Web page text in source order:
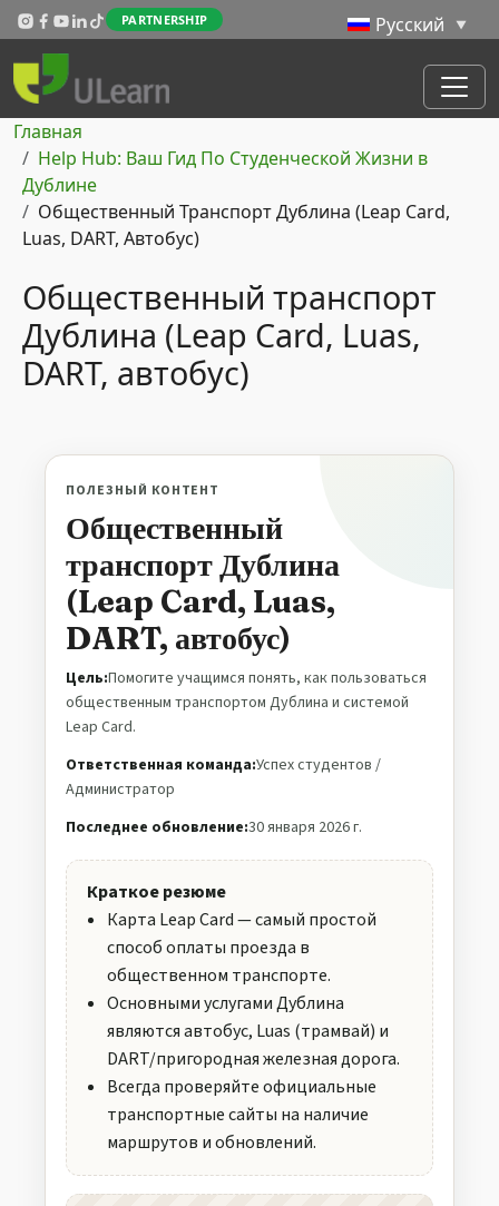
Перейти к основному содержанию
PARTNERSHIP
Строка навигации
Главная
Help Hub: Ваш Гид По Студенческой Жизни в
Дублине
Общественный Транспорт Дублина (Leap Card,
Luas, DART, Автобус)
Общественный транспорт
Дублина (Leap Card, Luas,
DART, автобус)
ПОЛЕЗНЫЙ КОНТЕНТ
Общественный
транспорт Дублина
(Leap Card, Luas,
DART, автобус)
Цель:Помогите учащимся понять, как пользоваться
общественным транспортом Дублина и системой
Leap Card.
Ответственная команда:Успех студентов /
Администратор
Последнее обновление:30 января 2026 г.
Краткое резюме
Карта Leap Card — самый простой
способ оплаты проезда в
общественном транспорте.
Основными услугами Дублина
являются автобус, Luas (трамвай) и
DART/пригородная железная дорога.
Всегда проверяйте официальные
транспортные сайты на наличие
маршрутов и обновлений.